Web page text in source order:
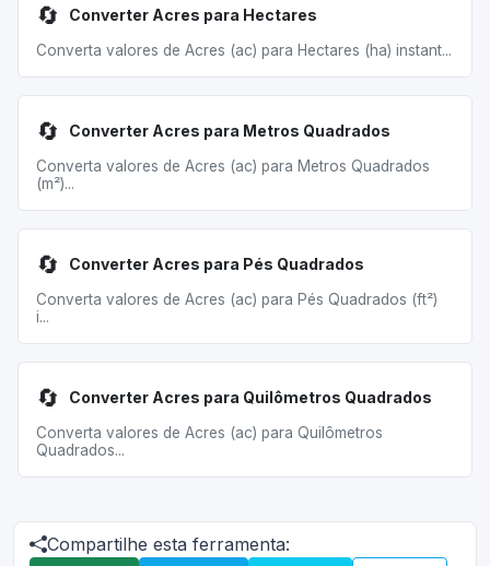
🔄 Converter Acres para Hectares
Converta valores de Acres (ac) para Hectares (ha) instant...
🔄 Converter Acres para Metros Quadrados
Converta valores de Acres (ac) para Metros Quadrados
(m²)...
🔄 Converter Acres para Pés Quadrados
Converta valores de Acres (ac) para Pés Quadrados (ft²)
i...
🔄 Converter Acres para Quilômetros Quadrados
Converta valores de Acres (ac) para Quilômetros
Quadrados...
Compartilhe esta ferramenta: